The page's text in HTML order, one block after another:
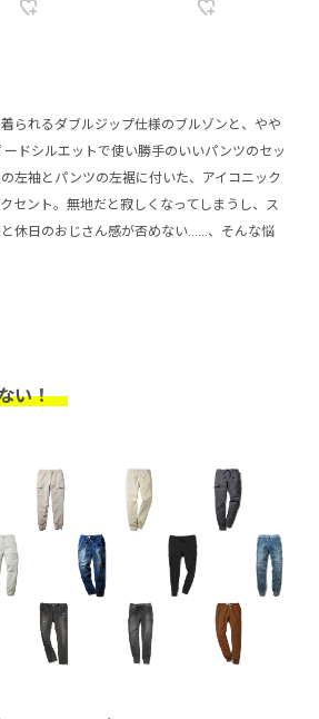
られるダブルジップ仕様のブルゾンと、やや
ドシルエットで使い勝手のいいパンツのセッ
左袖とパンツの左裾に付いた、アイコニック
セント。無地だと寂しくなってしまうし、ス
休日のおじさん感が否めない……、そんな悩
い！